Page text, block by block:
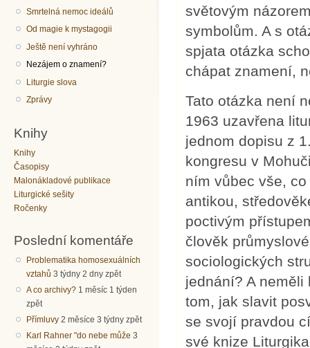
Smrtelná nemoc ideálů
Od magie k mystagogii
Ještě není vyhráno
Nezájem o znamení?
Liturgie slova
Zprávy
Knihy
Knihy
Časopisy
Malonákladové publikace
Liturgické sešity
Ročenky
Poslední komentáře
Problematika homosexuálních
vztahů 3 týdny 2 dny zpět
A co archivy? 1 měsíc 1 týden
zpět
Přímluvy 2 měsíce 3 týdny zpět
Karl Rahner "do nebe může 3
světovým
symbolům. A s
spjata otázka
chápat znamení,
Tato otázka není
1963 uzavřena
jednom dopisu z
kongresu v
ním vůbec vše,
antikou,
poctivým
člověk
sociologických
jednání? A
tom, jak slavit
se svojí pravdou
své knize